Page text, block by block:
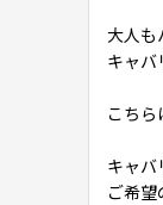
大人も
キャバ
こちら
キャバ
ご希望